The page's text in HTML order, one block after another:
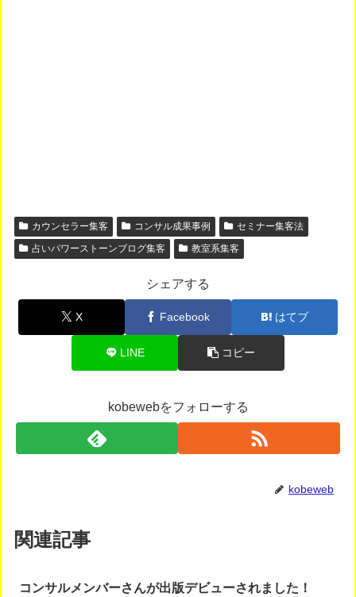
カウンセラー集客 コンサル成果事例
セミナー集客法
占いパワーストーンブログ集客
教室系集客
シェアする
X Facebook はてブ
LINE コピー
kobewebをフォローする
kobeweb
関連記事
コンサルメンバーさんが出版デビューされました！